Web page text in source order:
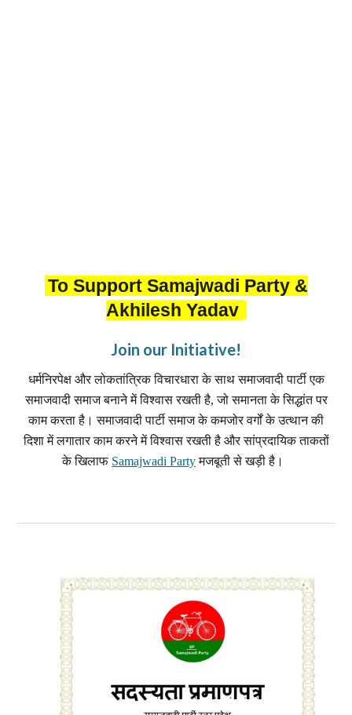
To Support Samajwadi Party &
Akhilesh Yadav
Join our Initiative!
धर्मनिरपेक्ष और लोकतांत्रिक विचारधारा के साथ समाजवादी पार्टी एक
समाजवादी समाज बनाने में विश्वास रखती है, जो समानता के सिद्धांत पर
काम करता है। समाजवादी पार्टी समाज के कमजोर वर्गों के उत्थान की
दिशा में लगातार काम करने में विश्वास रखती है और सांप्रदायिक ताकतों
के खिलाफ Samajwadi Partyमजबूती से खड़ी है।